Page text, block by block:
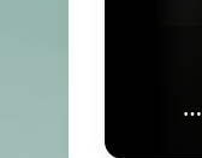
تلاش برای کودتا از ترس رسیدن اخوانی‌ها به قدرت